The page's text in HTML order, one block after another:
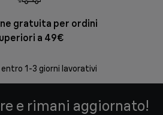
gratuita per ordini
a 49€
1-3 giorni lavorativi
e rimani aggiornato!